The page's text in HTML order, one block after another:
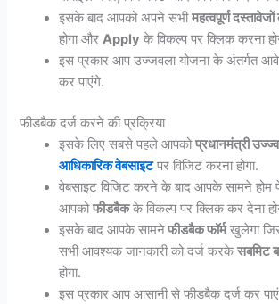
इसके बाद आपको अपने सभीमहत्वपूर्ण
होगा औरApply के विकल्प पर क्लिक करना
इस प्रकार आप उज्जवला योजना के अंतर्गत
कर पाएंगे.
फीडबैक दर्ज करने की प्रक्रिया
इसके लिए सबसे पहले आपकोप्रधानमंत्री
आधिकारिक वेबसाइटपर विजिट करना होगा.
वेबसाइट विजिट करने के बाद आपके सामने
आपकोफीडबैकके विकल्प पर क्लिक कर देना
इसके बाद आपके सामनेफीडबैक फॉर्मखुलेगा
सभी आवश्यक जानकारी को दर्ज करकेसबमिट
होगा.
इस प्रकार आप आसानी से फीडबैक दर्ज कर